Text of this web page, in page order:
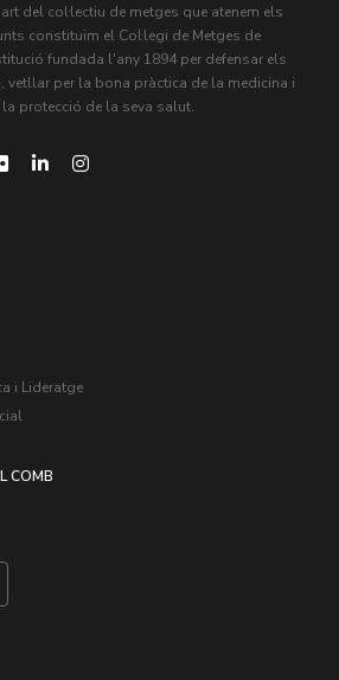
del col·lectiu de metges que atenem els
constituïm el Col·legi de Metges de
fundada l'any 1894 per defensar els
per la bona pràctica de la medicina i
protecció de la seva salut.
i Lideratge
COMB